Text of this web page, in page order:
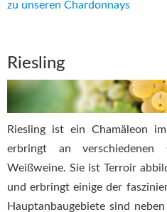
zu unseren Chardonnays
Riesling
Riesling ist ein Chamäleon
erbringt an verschiedenen
Weißweine. Sie ist Terroir
und erbringt einige der
Hauptanbaugebiete sind